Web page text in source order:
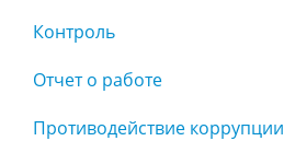
Контроль
Отчет о работе
Противодействие коррупции